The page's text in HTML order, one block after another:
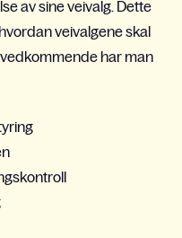
av sine veivalg. Dette
veivalgene skal
har man